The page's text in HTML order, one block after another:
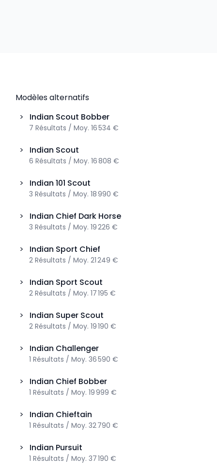
Modèles alternatifs
>
Indian Scout Bobber
7 Résultats / Moy. 16 534 €
> Indian Scout
6 Résultats / Moy. 16 808 €
> Indian 101 Scout
3 Résultats / Moy. 18 990 €
> Indian Chief Dark Horse
3 Résultats / Moy. 19 226 €
> Indian Sport Chief
2 Résultats / Moy. 21 249 €
> Indian Sport Scout
2 Résultats / Moy. 17 195 €
> Indian Super Scout
2 Résultats / Moy. 19 190 €
> Indian Challenger
1 Résultats / Moy. 36 590 €
> Indian Chief Bobber
1 Résultats / Moy. 19 999 €
> Indian Chieftain
1 Résultats / Moy. 32 790 €
> Indian Pursuit
1 Résultats / Moy. 37 190 €